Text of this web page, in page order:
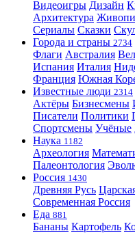
Видеоигры Дизайн
Архитектура
Сериалы Сказки
Города и страны 2734
Флаги Австралия
Испания Италия
Франция Южная
Известные люди 2314
Актёры Бизнесмены
Писатели Политики
Спортсмены Учёные
Наука 1182
Археология
Палеонтология
Россия 1430
Древняя Русь
Современная Россия
Еда 881
Бананы Картофель